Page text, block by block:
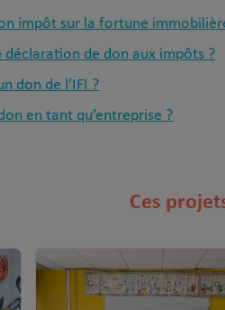
impôt sur la fortune
de don aux impôts ?
don de l’IFI ?
en tant qu’entreprise ?
Ces